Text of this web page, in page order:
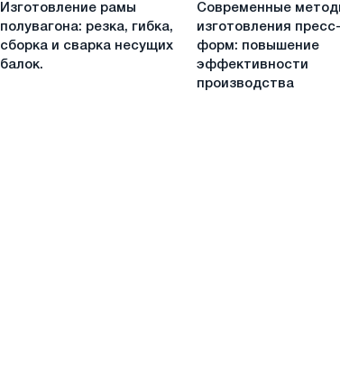
полувагона:
резка,
Изготовление рамы
полувагона: резка, гибка,
сборка и сварка несущих
балок.
методы
пресс-
форм:
повышение
Современные
изготовления
форм: повышение
эффективности
производства